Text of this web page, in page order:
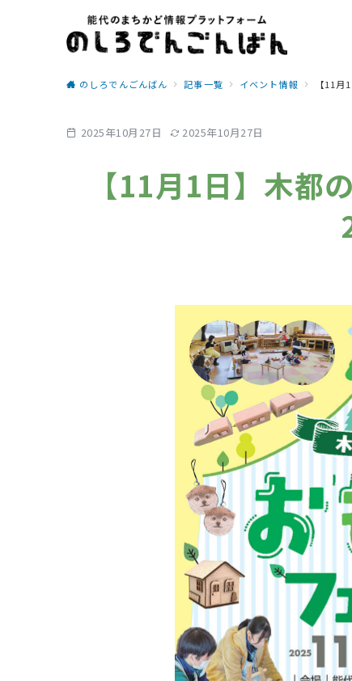
のしろでんごんばん 記事一覧 イベント情報 【11
2025年10月27日 2025年10月27日
【11月1日】木都